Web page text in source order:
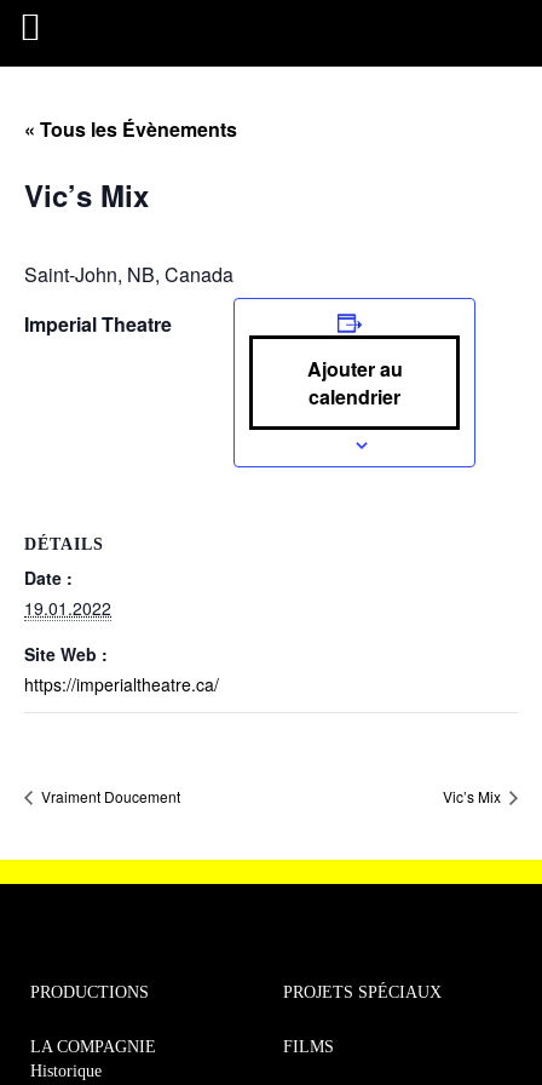
« Tous les Évènements
Vic’s Mix
Saint-John, NB, Canada
Imperial Theatre
Ajouter au
calendrier
DÉTAILS
Date :
19.01.2022
Site Web :
https://imperialtheatre.ca/
Vraiment Doucement Vic’s Mix
PRODUCTIONS
LA COMPAGNIE
Historique
PROJETS SPÉCIAUX
FILMS